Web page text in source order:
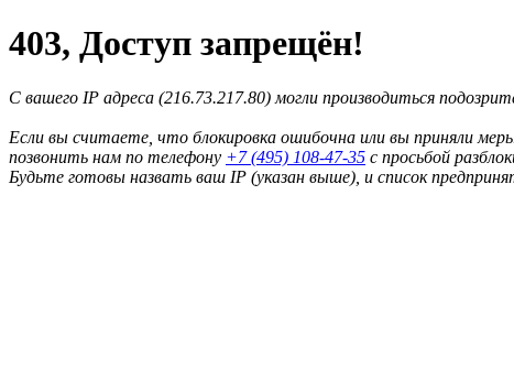
403, Доступ запрещён!
С вашего IP адреса (216.73.217.80) могли производиться
Если вы считаете, что блокировка ошибочна или вы приняли
позвонить нам по телефону +7 (495) 108-47-35 с просьбой
Будьте готовы назвать ваш IP (указан выше), и список